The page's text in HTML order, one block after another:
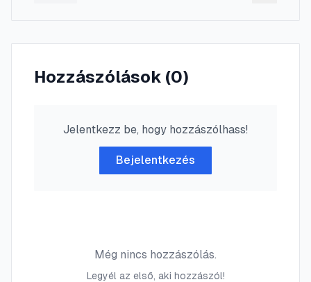
Hozzászólások (0)
Jelentkezz be, hogy hozzászólhass!
Bejelentkezés
Még nincs hozzászólás.
Legyél az első, aki hozzászól!